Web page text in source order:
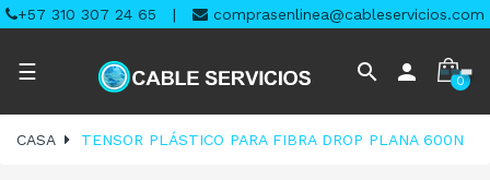
+57 310 307 24 65 | comprasenlinea@cableservicios.com
Navegación
palanca
☰ search person 0
CASA TENSOR PLÁSTICO PARA FIBRA DROP PLANA 600N